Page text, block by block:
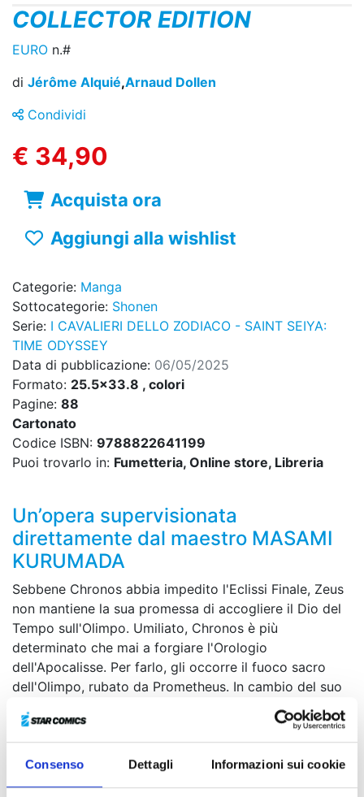
Consenso Dettagli Informazioni sui cookie
COLLECTOR EDITION
EURO n.#
di Jérôme Alquié,Arnaud Dollen
Condividi
€ 34,90
Acquista ora
Aggiungi alla wishlist
Categorie: Manga
Sottocategorie: Shonen
Serie: I CAVALIERI DELLO ZODIACO - SAINT SEIYA:
TIME ODYSSEY
Data di pubblicazione: 06/05/2025
Formato: 25.5x33.8 , colori
Pagine: 88
Cartonato
Codice ISBN: 9788822641199
Puoi trovarlo in: Fumetteria, Online store, Libreria
Un’opera supervisionata
direttamente dal maestro MASAMI
KURUMADA
Sebbene Chronos abbia impedito l'Eclissi Finale, Zeus
non mantiene la sua promessa di accogliere il Dio del
Tempo sull'Olimpo. Umiliato, Chronos è più
determinato che mai a forgiare l'Orologio
dell'Apocalisse. Per farlo, gli occorre il fuoco sacro
dell'Olimpo, rubato da Prometheus. In cambio del suo
aiuto, il Titano prigioniero sul Monte Caucaso chiede
di essere liberato dalle sue catene. Queste catene,
però, sono le stesse dell'armatura di Andromeda,
indossata da Shun... Per raggiungere i suoi scopi,
Chronos dovrà svelare il loro segreto!